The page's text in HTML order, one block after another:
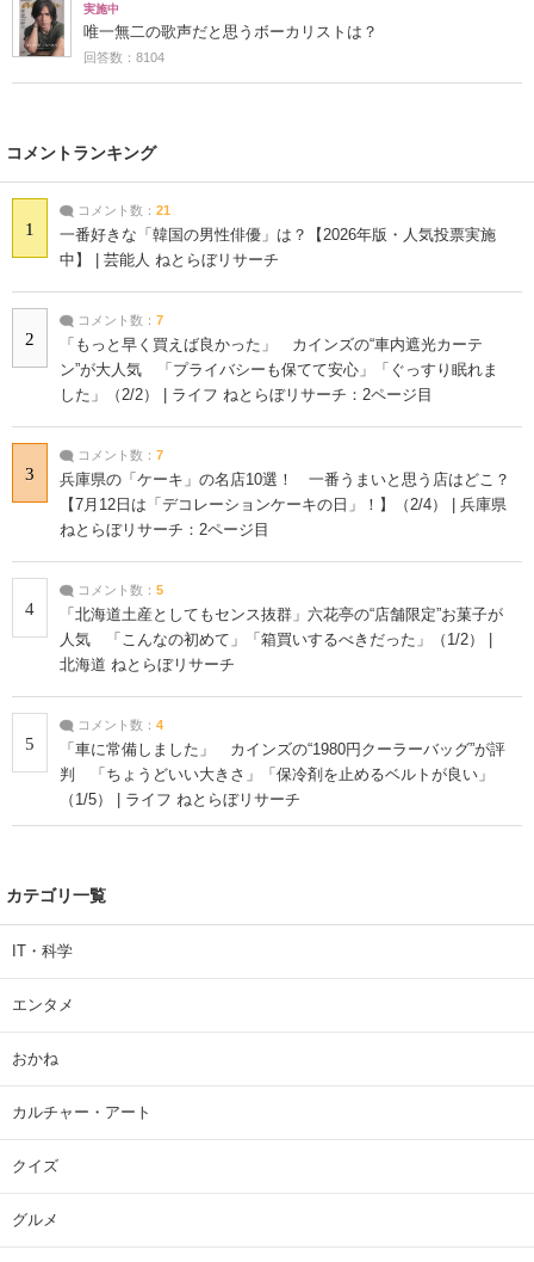
実施中
唯一無二の歌声だと思うボーカリストは？
回答数：8104
コメントランキング
1
コメント数： 21
一番好きな「韓国の男性俳優」は？【2026年版・人気投票実施
中】 | 芸能人 ねとらぼリサーチ
2
コメント数： 7
「もっと早く買えば良かった」 カインズの“車内遮光カーテ
ン”が大人気 「プライバシーも保てて安心」「ぐっすり眠れま
した」（2/2） | ライフ ねとらぼリサーチ：2ページ目
3
コメント数： 7
兵庫県の「ケーキ」の名店10選！ 一番うまいと思う店はどこ？
【7月12日は「デコレーションケーキの日」！】（2/4） | 兵庫県
ねとらぼリサーチ：2ページ目
4
コメント数： 5
「北海道土産としてもセンス抜群」六花亭の“店舗限定”お菓子が
人気 「こんなの初めて」「箱買いするべきだった」（1/2） |
北海道 ねとらぼリサーチ
5
コメント数： 4
「車に常備しました」 カインズの“1980円クーラーバッグ”が評
判 「ちょうどいい大きさ」「保冷剤を止めるベルトが良い」
（1/5） | ライフ ねとらぼリサーチ
カテゴリ一覧
IT・科学
エンタメ
おかね
カルチャー・アート
クイズ
グルメ